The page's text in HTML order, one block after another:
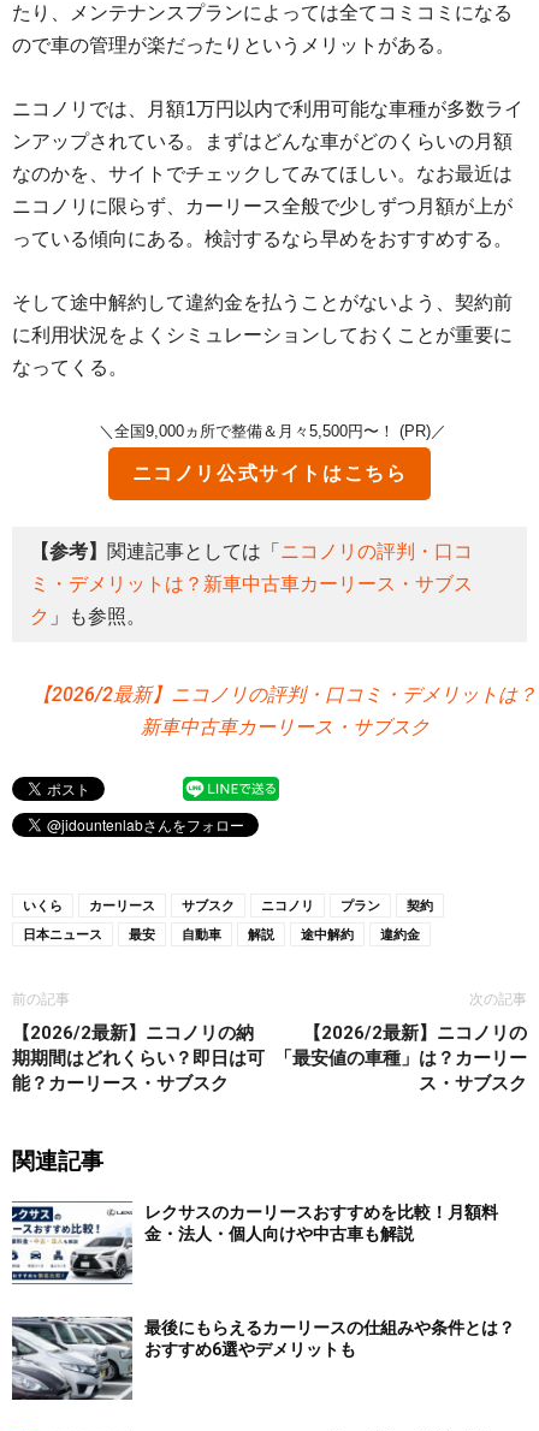
たり、メンテナンスプランによっては全てコミコミになる
ので車の管理が楽だったりというメリットがある。
ニコノリでは、月額1万円以内で利用可能な車種が多数ライ
ンアップされている。まずはどんな車がどのくらいの月額
なのかを、サイトでチェックしてみてほしい。なお最近は
ニコノリに限らず、カーリース全般で少しずつ月額が上が
っている傾向にある。検討するなら早めをおすすめする。
そして途中解約して違約金を払うことがないよう、契約前
に利用状況をよくシミュレーションしておくことが重要に
なってくる。
＼全国9,000ヵ所で整備＆月々5,500円〜！ (PR)／
ニコノリ 公式サイトはこちら
【参考】 関連記事としては「 ニコノリの評判・口コ
ミ・デメリットは？新車中古車カーリース・サブス
ク 」も参照。
【2026/2最新】ニコノリの評判・口コミ・デメリットは？
新車中古車カーリース・サブスク
いくら カーリース サブスク ニコノリ プラン
契約
日本ニュース
最安 自動車 解説 途中解約 違約金
前の記事
【2026/2最新】ニコノリの納
期期間はどれくらい？即日は可
能？カーリース・サブスク
次の記事
【2026/2最新】ニコノリの
「最安値の車種」は？カーリー
ス・サブスク
関連記事
レクサスのカーリースおすすめを比較！月額料
金・法人・個人向けや中古車も解説
最後にもらえるカーリースの仕組みや条件とは？
おすすめ6選やデメリットも